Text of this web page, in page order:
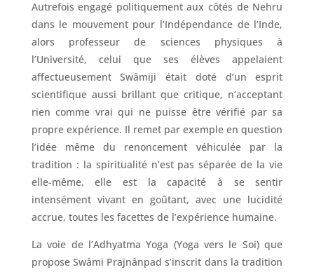
Autrefois engagé politiquement aux côtés de Nehru
dans le mouvement pour l’Indépendance de l’Inde,
alors professeur de sciences physiques à
l’Université, celui que ses élèves appelaient
affectueusement Swâmiji était doté d’un esprit
scientifique aussi brillant que critique, n’acceptant
rien comme vrai qui ne puisse être vérifié par sa
propre expérience. Il remet par exemple en question
l’idée même du renoncement véhiculée par la
tradition : la spiritualité n’est pas séparée de la vie
elle-même, elle est la capacité à se sentir
intensément vivant en goûtant, avec une lucidité
accrue, toutes les facettes de l’expérience humaine.
La voie de l’Adhyatma Yoga (Yoga vers le Soi) que
propose Swâmi Prajnânpad s’inscrit dans la tradition